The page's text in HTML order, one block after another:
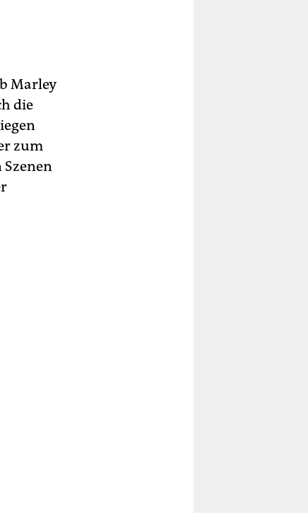
Marley
die
zum
Szenen